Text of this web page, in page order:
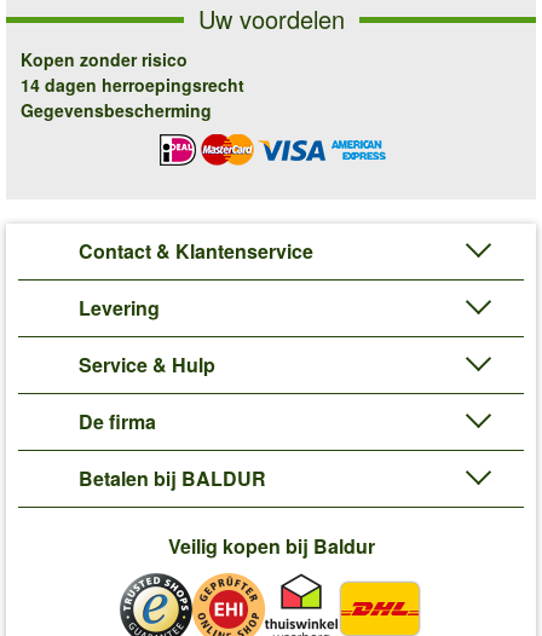
Uw voordelen
Kopen zonder risico
14 dagen herroepingsrecht
Gegevensbescherming
Contact & Klantenservice
Levering
Service & Hulp
De firma
Betalen bij BALDUR
Veilig kopen bij Baldur